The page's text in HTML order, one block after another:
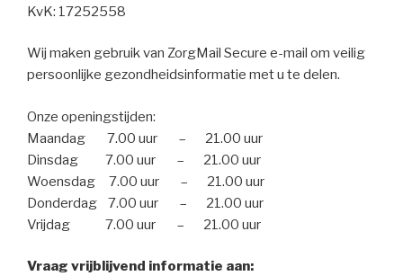
KvK: 17252558
Wij maken gebruik van ZorgMail Secure e-mail om veilig
persoonlijke gezondheidsinformatie met u te delen.
Onze openingstijden:
Maandag 7.00 uur – 21.00 uur
Dinsdag 7.00 uur – 21.00 uur
Woensdag 7.00 uur – 21.00 uur
Donderdag 7.00 uur – 21.00 uur
Vrijdag 7.00 uur – 21.00 uur
Vraag vrijblijvend informatie aan: